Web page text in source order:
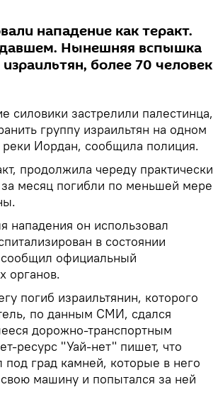
нападение как теракт.
Нынешняя вспышка
более 70 человек
силовики застрелили палестинца,
группу израильтян на одном
реки Иордан, сообщила полиция.
продолжила череду практически
месяц погибли по меньшей мере
нападения он использовал
в состоянии
официальный
органов.
погиб израильтянин, которого
по данным СМИ, сдался
дорожно-транспортным
ресурс "Уай-нет" пишет, что
град камней, которые в него
машину и попытался за ней